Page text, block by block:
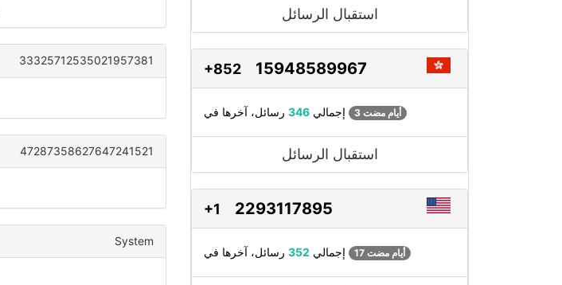
33325712535021957381
47287358627647241521
System
استقبال الرسائل
+852 15948589967
إجمالي 346 3 أيام مضت
استقبال الرسائل
+1 2293117895
إجمالي 352 17 أيام مضت